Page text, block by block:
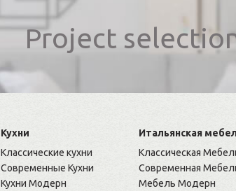
Project
Кухни
Классические кухни
Современные Кухни
Кухни Модерн
Итальянская
Классическая
Современная
Мебель Модерн